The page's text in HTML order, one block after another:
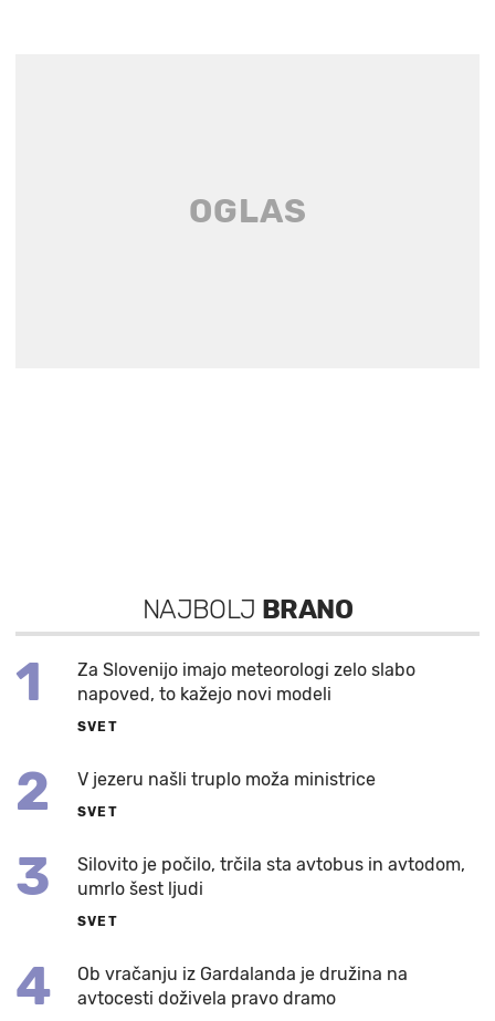
NAJBOLJ BRANO
1
Za Slovenijo imajo meteorologi zelo slabo
napoved, to kažejo novi modeli
SVET
2 V jezeru našli truplo moža ministrice
SVET
3
Silovito je počilo, trčila sta avtobus in avtodom,
umrlo šest ljudi
SVET
4
Ob vračanju iz Gardalanda je družina na
avtocesti doživela pravo dramo